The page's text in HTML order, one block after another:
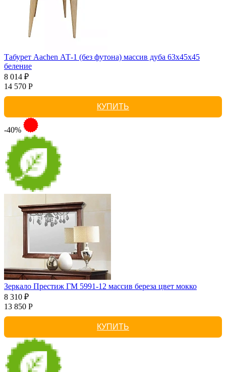
Табурет Aachen АТ-1 (без футона) массив дуба 63х45х45
беление
8 014 ₽
14 570 Р
КУПИТЬ
-40%
Зеркало Престиж ГМ 5991-12 массив береза цвет мокко
8 310 ₽
13 850 Р
КУПИТЬ